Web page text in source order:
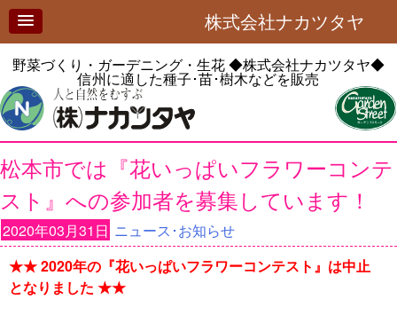
株式会社ナカツタヤ
野菜づくり・ガーデニング・生花◆株式会社ナカツタヤ◆
信州に適した種子･苗･樹木などを販売
松本市では『花いっぱいフラワーコンテ
スト』への参加者を募集しています！
2020年03月31日 ニュース･お知らせ
★★ 2020年の『花いっぱいフラワーコンテスト』は中止
となりました ★★